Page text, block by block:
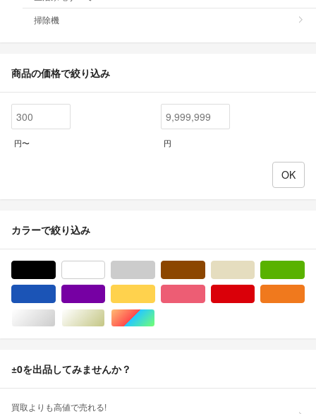
掃除機
商品の価格で絞り込み
円〜 円
カラーで絞り込み
シルバー/銀色系ゴールド/金色系マルチカラー
±0を出品してみませんか？
買取よりも高値で売れる!